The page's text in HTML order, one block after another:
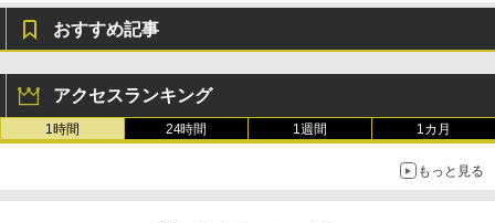
おすすめ記事
アクセスランキング
1時間 24時間 1週間 1カ月
もっと見る